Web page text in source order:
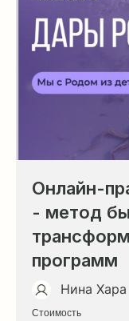
Онлайн-
- метод
программ
Нина Хара
Стоимость